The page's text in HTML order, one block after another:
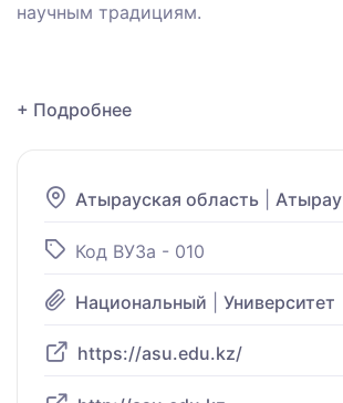
научным традициям.
+ Подробнее
Атырауская область Атырау
Код ВУЗа - 010
Национальный Университет
https://asu.edu.kz/